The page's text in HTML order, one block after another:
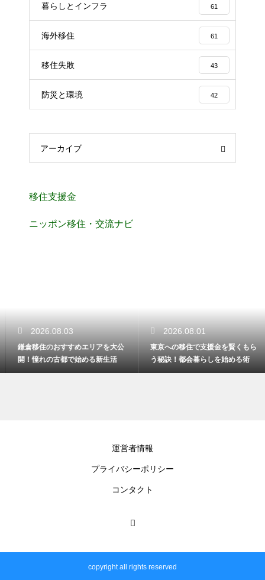
暮らしとインフラ 61
海外移住 61
移住失敗 43
防災と環境 42
アーカイブ
移住支援金
ニッポン移住・交流ナビ
2026.08.03
鎌倉移住のおすすめエリアを大公
開！憧れの古都で始める新生活
2026.08.01
東京への移住で支援金を賢くもら
う秘訣！都会暮らしを始める術
運営者情報
プライバシーポリシー
コンタクト
copyright all rights reserved